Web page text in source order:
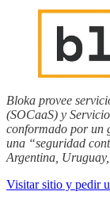
Bloka provee
(SOCaaS) y
conformado por un
una “seguridad
Argentina,
Visitar sitio y pedir